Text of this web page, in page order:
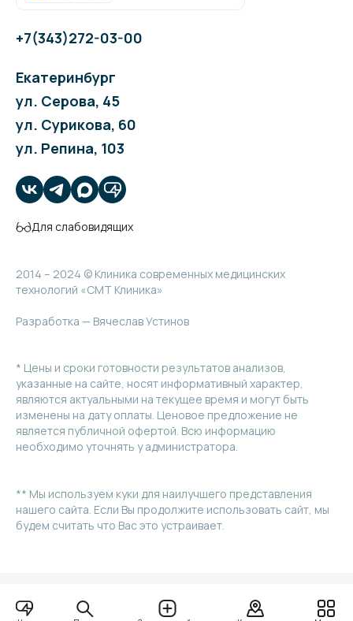
+7(343)272-03-00
Екатеринбург
ул. Серова, 45
ул. Сурикова, 60
ул. Репина, 103
Для слабовидящих
2014 – 2024 © Клиника современных медицинских
технологий «СМТ Клиника»
Разработка — Вячеслав Устинов
* Цены и сроки готовности результатов анализов,
указанные на сайте, носят информативный характер,
являются актуальными на текущее время и могут быть
изменены на дату оплаты. Ценовое предложение не
является публичной офертой. Всю информацию
необходимо уточнять у администратора.
** Мы используем куки для наилучшего представления
нашего сайта. Если Вы продолжите использовать сайт, мы
будем считать что Вас это устраивает.